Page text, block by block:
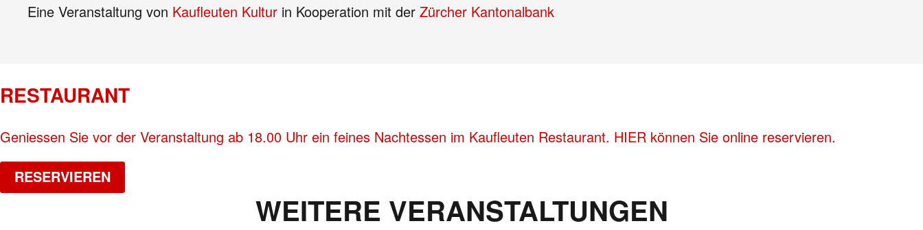
Eine Veranstaltung von Kaufleuten Kultur in Kooperation mit der Zürcher Kantonalbank
RESTAURANT
Geniessen Sie vor der Veranstaltung ab 18.00 Uhr ein feines Nachtessen im Kaufleuten Restaurant. HIER können Sie online reservieren.
RESERVIEREN
WEITERE VERANSTALTUNGEN